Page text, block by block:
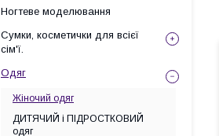
Ногтеве моделювання
Сумки, косметички для всієї
сім'ї.
Одяг
Жіночий одяг
ДИТЯЧИЙ і ПІДРОСТКОВИЙ
одяг